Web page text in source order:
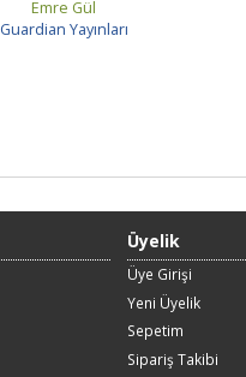
Emre Gül
Guardian Yayınları
Üyelik
Üye Girişi
Yeni Üyelik
Sepetim
Sipariş Takibi